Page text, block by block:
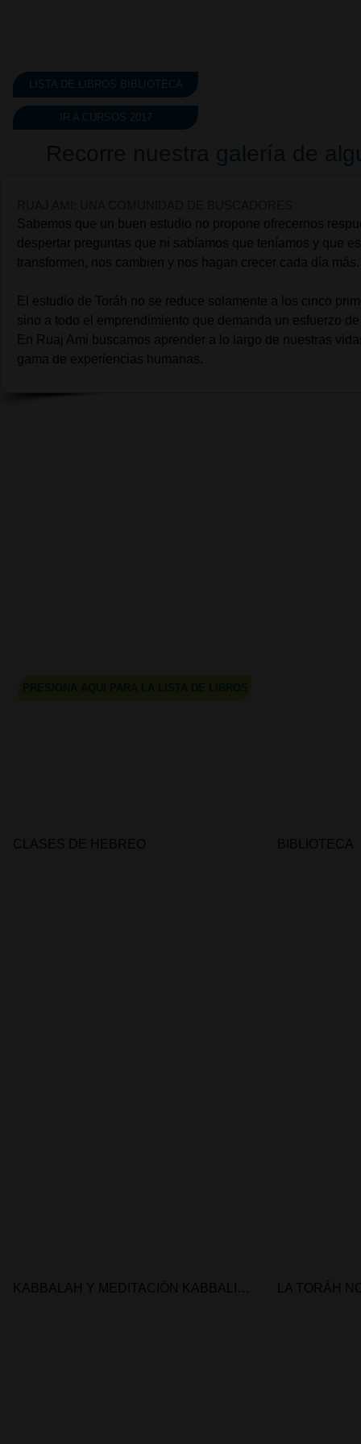
LISTA DE LIBROS BIBLIOTECA
IR A CURSOS 2017
Recorre nuestra galería de
RUAJ AMI; UNA COMUNIDAD DE BUSCADORES
Sabemos que un buen estudio no propone ofrecernos
despertar preguntas que ni sabíamos que teníamos y que
transformen, nos cambien y nos hagan crecer cada día más.
El estudio de Toráh no se reduce solamente a los cinco
sino a todo el emprendimiento que demanda un esfuerzo
En Ruaj Ami buscamos aprender a lo largo de nuestras
gama de experiencias humanas.
CLASES DE HEBREO BIBLIOTECA
LA TORÁH